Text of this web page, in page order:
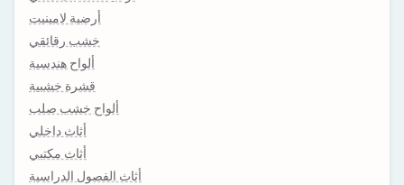
أرضية لامينيت
خشب رقائقي
ألواح هندسية
قشرة خشبية
ألواح خشب صلب
أثاث داخلي
أثاث مكتبي
أثاث الفصول الدراسية